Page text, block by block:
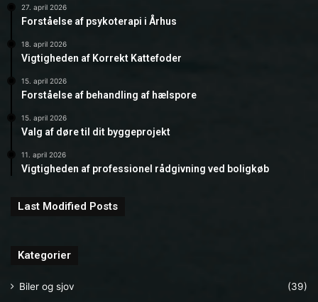
27. april 2026
Forståelse af psykoterapi i Århus
18. april 2026
Vigtigheden af Korrekt Kattefoder
15. april 2026
Forståelse af behandling af hælspore
15. april 2026
Valg af døre til dit byggeprojekt
11. april 2026
Vigtigheden af professionel rådgivning ved boligkøb
Last Modified Posts
Kategorier
Biler og sjov
(39)